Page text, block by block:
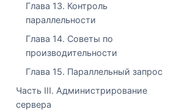
Глава 13. Контроль
параллельности
Глава 14. Советы по
производительности
Глава 15. Параллельный запрос
Часть III. Администрирование
сервера